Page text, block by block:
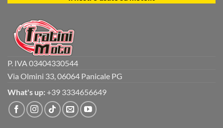
P. IVA 03404330544
Via Olmini 33, 06064 Panicale PG
What's up: +39 3334656649